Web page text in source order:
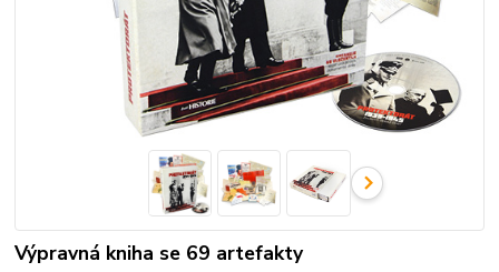
Výpravná kniha se 69 artefakty